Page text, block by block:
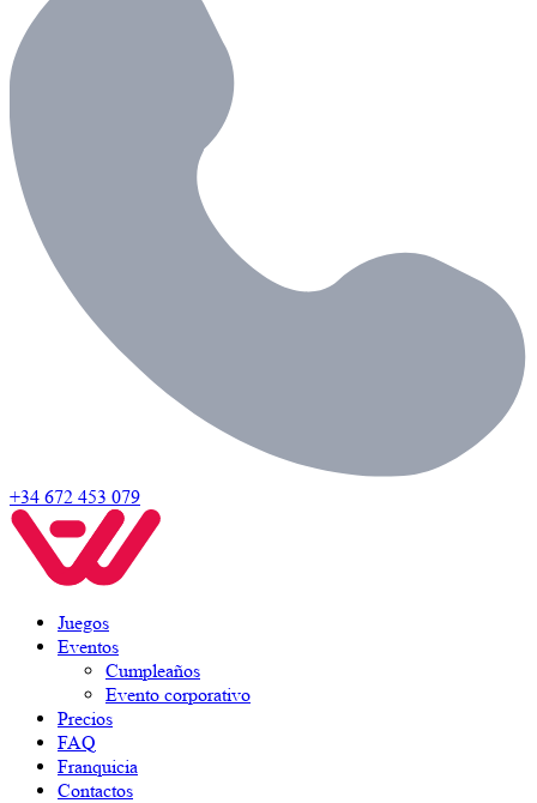
+34 672 453 079
Juegos
Eventos
Cumpleaños
Evento corporativo
Precios
FAQ
Franquicia
Contactos